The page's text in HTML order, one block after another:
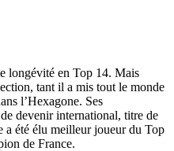
longévité en Top 14. Mais
tant il a mis tout le monde
l’Hexagone. Ses
devenir international, titre de
été élu meilleur joueur du Top
de France.